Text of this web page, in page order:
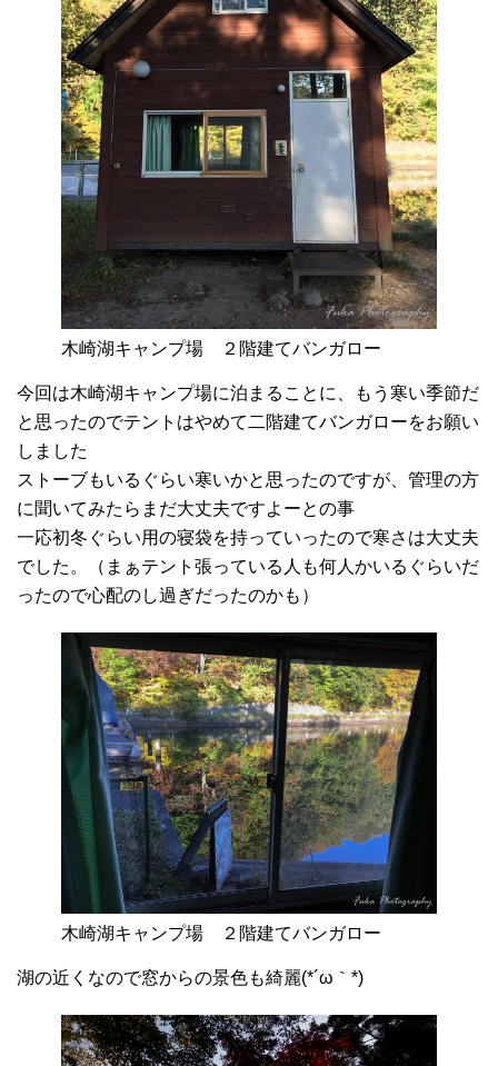
木崎湖キャンプ場 ２階建てバンガロー
今回は木崎湖キャンプ場に泊まることに、もう寒い季節だ
と思ったのでテントはやめて二階建てバンガローをお願い
しました
ストーブもいるぐらい寒いかと思ったのですが、管理の方
に聞いてみたらまだ大丈夫ですよーとの事
一応初冬ぐらい用の寝袋を持っていったので寒さは大丈夫
でした。（まぁテント張っている人も何人かいるぐらいだ
ったので心配のし過ぎだったのかも）
木崎湖キャンプ場 ２階建てバンガロー
湖の近くなので窓からの景色も綺麗(*´ω｀*)